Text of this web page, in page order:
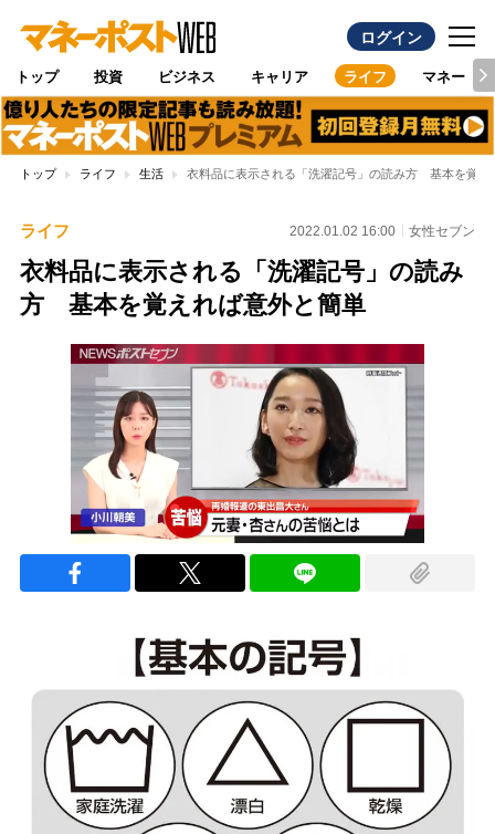
ログイン
トップ 投資 ビジネス キャリア ライフ マネー
トップ ライフ 生活 衣料品に表示される「洗濯記号」の読み方 基本を覚え
ライフ 2022.01.02 16:00 女性セブン
衣料品に表示される「洗濯記号」の読み
方 基本を覚えれば意外と簡単